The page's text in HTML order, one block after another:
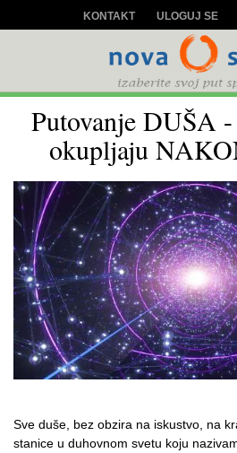
KONTAKT ULOGUJ SE
Putovanje DUŠA -
okupljaju
Sve duše, bez obzira na iskustvo, na
stanice u duhovnom svetu koju